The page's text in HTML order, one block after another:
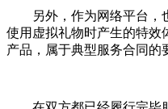
另外，作为网络平台
使用虚拟礼物时产生的特效
产品，属于典型服务合同的